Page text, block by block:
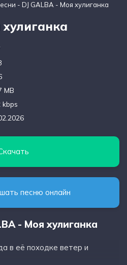
- DJ GALBA - Моя хулиганка
хулиганка
MB
kbps
песню онлайн
- Моя хулиганка
в её походке ветер и